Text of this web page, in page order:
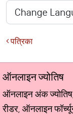
पत्रिका
ऑनलाइन ज्योतिष
ऑनलाइन अंक
रीडर, ऑनलाइन